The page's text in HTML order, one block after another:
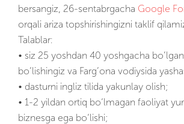
bersangiz, 26-sentabrgacha Google
orqali ariza topshirishingizni taklif
Talablar:
• siz 25 yoshdan 40 yoshgacha
bo’lishingiz va Farg’ona vodiysida
• dasturni ingliz tilida yakunlay olish;
• 1-2 yildan ortiq bo‘lmagan faoliyat
biznesga ega bo‘lishi;